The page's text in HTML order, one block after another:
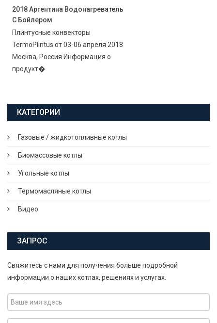
2018 Аргентина Водонагреватель
С Бойлером
Плинтусные конвекторы
TermoPlintus от 03-06 апреля 2018
Москва, Россия Информация о
продукт�
КАТЕГОРИИ
Газовые / жидкотопливные котлы
Биомассовые котлы
Угольные котлы
Термомасляные котлы
Видео
ЗАПРОС
Свяжитесь с нами для получения больше подробной
информации о наших котлах, решениях и услугах.